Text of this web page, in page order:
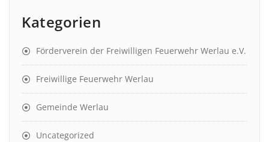
Kategorien
Förderverein der Freiwilligen Feuerwehr Werlau e.V.
Freiwillige Feuerwehr Werlau
Gemeinde Werlau
Uncategorized